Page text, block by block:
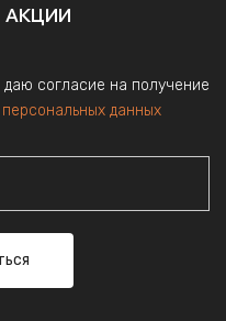
согласие на получение
персональных данных